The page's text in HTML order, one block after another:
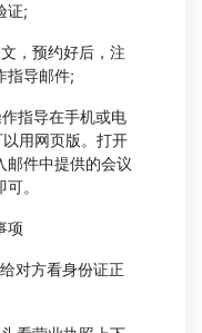
证;
，预约好后，注
指导邮件;
指导在手机或电
用网页版。打开
邮件中提供的会议
。
项
对方看身份证正